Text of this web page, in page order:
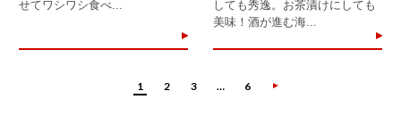
せてワシワシ食べ...
しても秀逸。お茶漬けにしても
美味！酒が進む海...
1 2 3 … 6